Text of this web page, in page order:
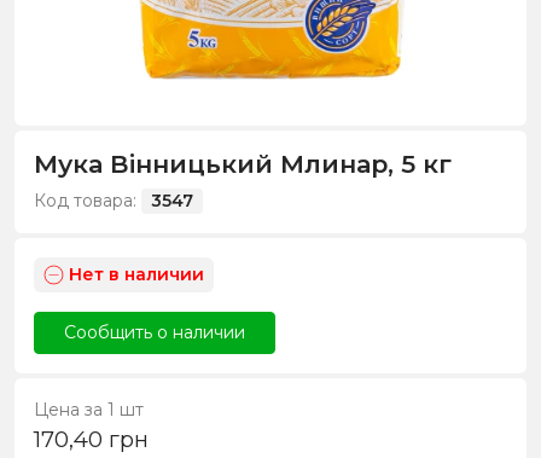
Мука Вінницький Млинар, 5 кг
Код товара: 3547
Нет в наличии
Сообщить о наличии
Цена за 1 шт
170,40 грн